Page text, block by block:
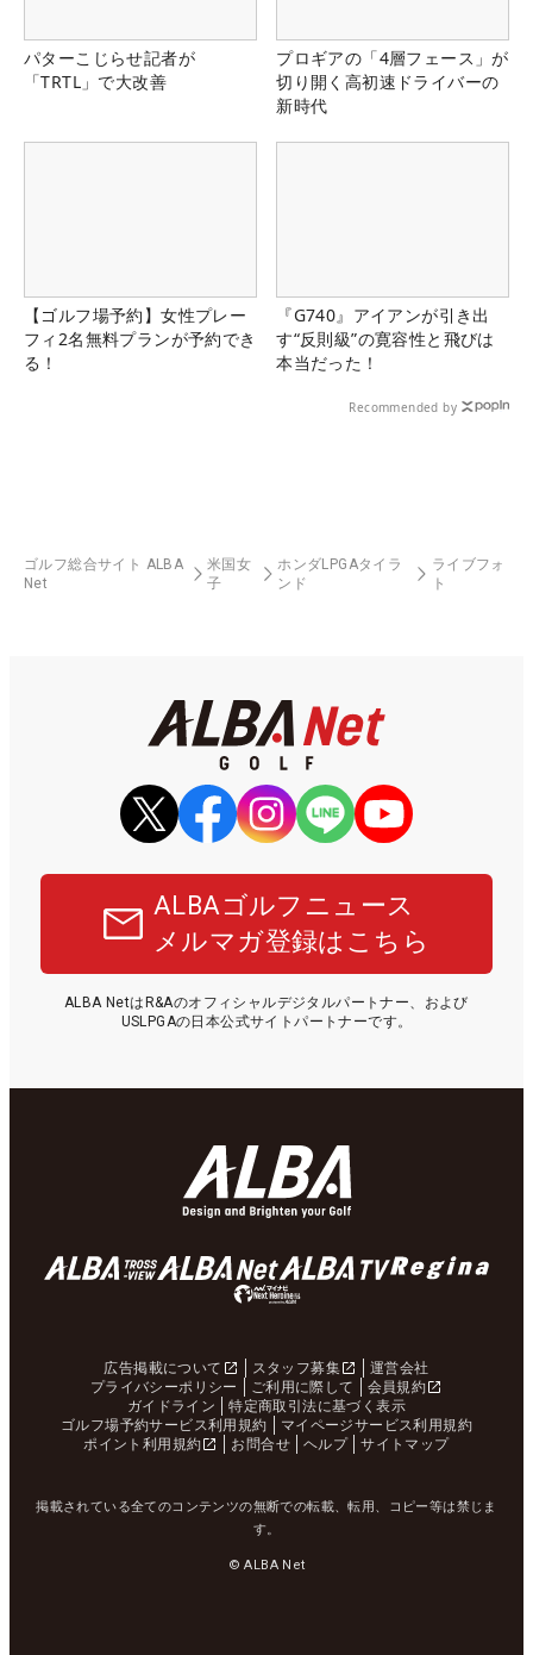
パターこじらせ記者が
「TRTL」で大改善
プロギアの「4層フェース」が
切り開く高初速ドライバーの
新時代
【ゴルフ場予約】女性プレー
フィ2名無料プランが予約でき
る！
『G740』アイアンが引き出
す“反則級”の寛容性と飛びは
本当だった！
Recommended by
ゴルフ総合サイト ALBA
Net
米国女
子
ホンダLPGAタイラ
ンド
ライブフォ
ト
ALBAゴルフニュース
メルマガ登録はこちら
ALBA NetはR&Aのオフィシャルデジタルパートナー、および
USLPGAの日本公式サイトパートナーです。
広告掲載について スタッフ募集
運営会社
プライバシーポリシー
ご利用に際して
会員規約
ガイドライン
特定商取引法に基づく表示
ゴルフ場予約サービス利用規約
マイページサービス利用規約
ポイント利用規約
お問合せ ヘルプ サイトマップ
掲載されている全てのコンテンツの無断での転載、転用、コピー等は禁じま
す。
© ALBA Net